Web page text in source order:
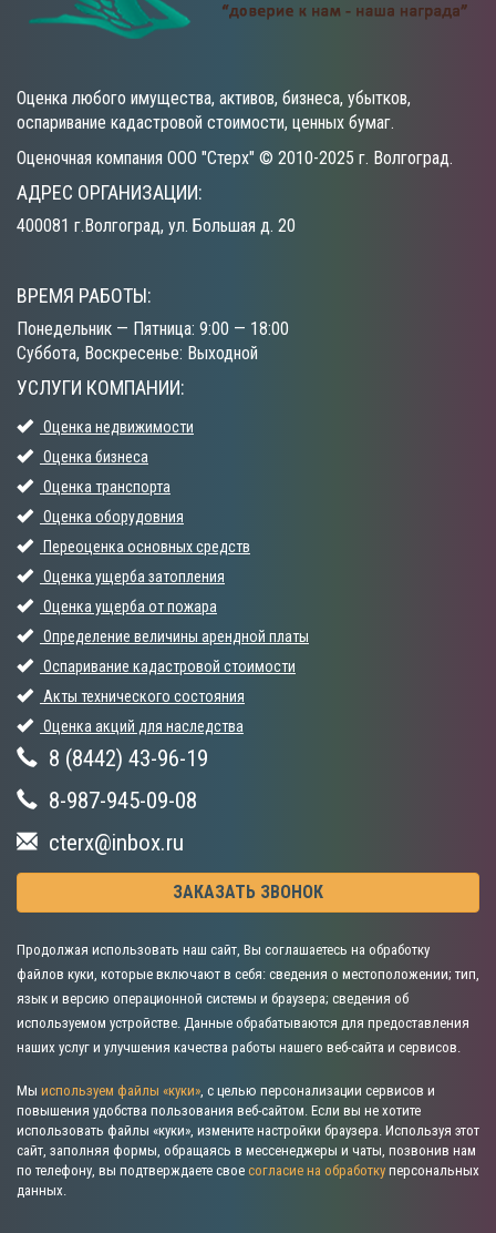
Оценка любого имущества, активов, бизнеса, убытков,
оспаривание кадастровой стоимости, ценных бумаг.
Оценочная компания ООО "Стерх" © 2010-2025 г. Волгоград.
АДРЕС ОРГАНИЗАЦИИ:
400081 г.Волгоград, ул. Большая д. 20
ВРЕМЯ РАБОТЫ:
Понедельник — Пятница: 9:00 — 18:00
Суббота, Воскресенье: Выходной
УСЛУГИ КОМПАНИИ:
Оценка недвижимости
Оценка бизнеса
Оценка транспорта
Оценка оборудовния
Переоценка основных средств
Оценка ущерба затопления
Оценка ущерба от пожара
Определение величины арендной платы
Оспаривание кадастровой стоимости
Акты технического состояния
Оценка акций для наследства
8 (8442) 43-96-19
8-987-945-09-08
cterx@inbox.ru
ЗАКАЗАТЬ ЗВОНОК
Продолжая использовать наш сайт, Вы соглашаетесь на обработку
файлов куки, которые включают в себя: сведения о местоположении; тип,
язык и версию операционной системы и браузера; сведения об
используемом устройстве. Данные обрабатываются для предоставления
наших услуг и улучшения качества работы нашего веб-сайта и сервисов.
Мы используем файлы «куки», с целью персонализации сервисов и
повышения удобства пользования веб-сайтом. Если вы не хотите
использовать файлы «куки», измените настройки браузера. Используя этот
сайт, заполняя формы, обращаясь в мессенеджеры и чаты, позвонив нам
по телефону, вы подтверждаете свое согласие на обработку персональных
данных.